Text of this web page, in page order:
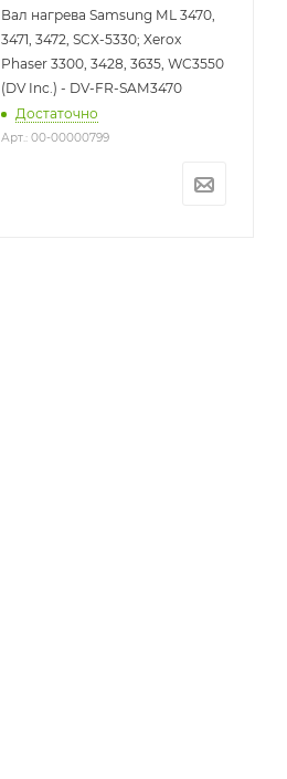
Вал нагрева Samsung ML 3470,
3471, 3472, SCX-5330; Xerox
Phaser 3300, 3428, 3635, WC3550
(DV Inc.) - DV-FR-SAM3470
Достаточно
Арт.: 00-00000799